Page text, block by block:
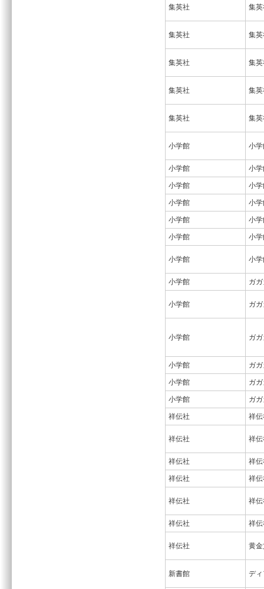
集英社 集
集英社 集
集英社 集
集英社 集
集英社 集
小学館 小
小学館 小
小学館 小
小学館 小
小学館 小
小学館 小
小学館 小
小学館 ガ
小学館 ガ
小学館 ガ
小学館 ガ
小学館 ガ
小学館 ガ
祥伝社 祥
祥伝社 祥
祥伝社 祥
祥伝社 祥
祥伝社 祥
祥伝社 祥
祥伝社 黄
新書館 デ